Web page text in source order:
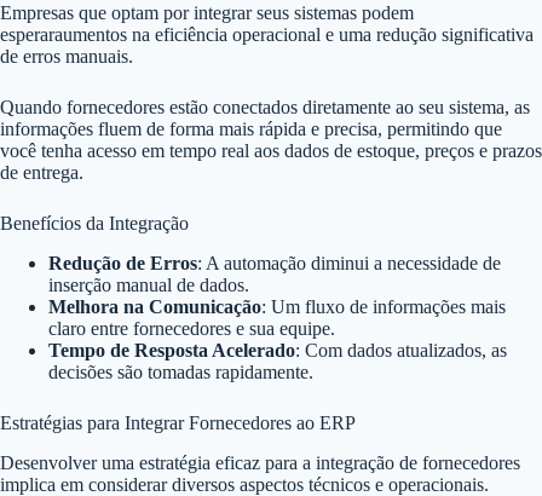
Empresas que optam por integrar seus sistemas podem
esperaraumentos na eficiência operacional e uma redução significativa
de erros manuais.
Quando fornecedores estão conectados diretamente ao seu sistema, as
informações fluem de forma mais rápida e precisa, permitindo que
você tenha acesso em tempo real aos dados de estoque, preços e prazos
de entrega.
Benefícios da Integração
Redução de Erros: A automação diminui a necessidade de
inserção manual de dados.
Melhora na Comunicação: Um fluxo de informações mais
claro entre fornecedores e sua equipe.
Tempo de Resposta Acelerado: Com dados atualizados, as
decisões são tomadas rapidamente.
Estratégias para Integrar Fornecedores ao ERP
Desenvolver uma estratégia eficaz para a integração de fornecedores
implica em considerar diversos aspectos técnicos e operacionais.